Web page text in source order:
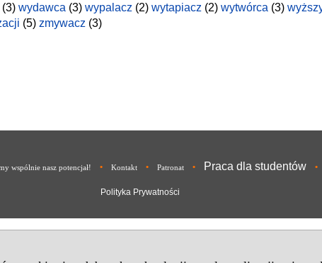
(3) wydawca (3) wypalacz (2) wytapiacz (2) wytwórca (3)
(5) zmywacz (3)
wspólnie nasz potencjał! • Kontakt • Patronat • Praca dla studentów •
Polityka Prywatności